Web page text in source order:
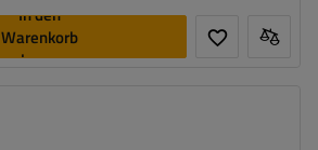
In den
Warenkorb
legen